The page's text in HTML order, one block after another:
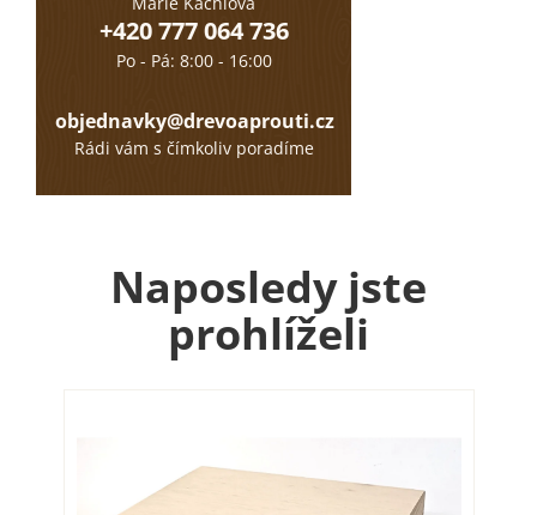
+420 777 064 736
Po - Pá: 8:00 - 16:00
objednavky@drevoaprouti.cz
Rádi vám s čímkoliv poradíme
Naposledy jste
prohlíželi